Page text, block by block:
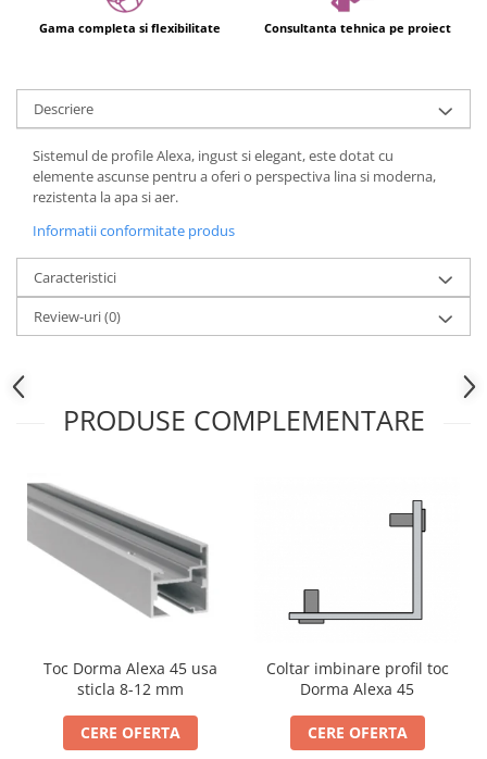
Gama completa si flexibilitate Consultanta tehnica pe proiect
Descriere
Sistemul de profile Alexa, ingust si elegant, este dotat cu
elemente ascunse pentru a oferi o perspectiva lina si moderna,
rezistenta la apa si aer.
Informatii conformitate produs
Caracteristici
Review-uri(0)
PRODUSE COMPLEMENTARE
Toc Dorma Alexa 45 usa
sticla 8-12 mm
CERE OFERTA
Coltar imbinare profil toc
Dorma Alexa 45
CERE OFERTA